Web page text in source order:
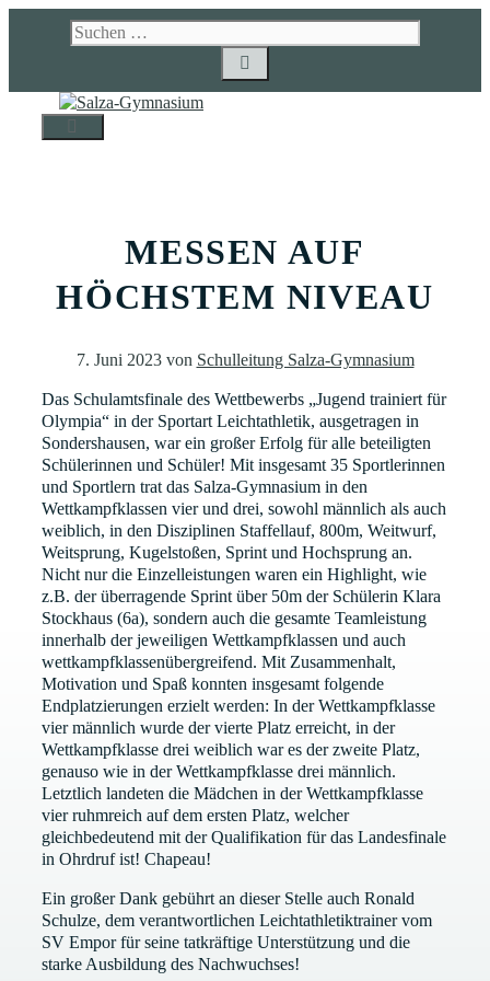
Suchen
nach:
MENÜ
MESSEN AUF
HÖCHSTEM NIVEAU
7. Juni 2023 von Schulleitung Salza-Gymnasium
Das Schulamtsfinale des Wettbewerbs „Jugend trainiert für
Olympia“ in der Sportart Leichtathletik, ausgetragen in
Sondershausen, war ein großer Erfolg für alle beteiligten
Schülerinnen und Schüler! Mit insgesamt 35 Sportlerinnen
und Sportlern trat das Salza-Gymnasium in den
Wettkampfklassen vier und drei, sowohl männlich als auch
weiblich, in den Disziplinen Staffellauf, 800m, Weitwurf,
Weitsprung, Kugelstoßen, Sprint und Hochsprung an.
Nicht nur die Einzelleistungen waren ein Highlight, wie
z.B. der überragende Sprint über 50m der Schülerin Klara
Stockhaus (6a), sondern auch die gesamte Teamleistung
innerhalb der jeweiligen Wettkampfklassen und auch
wettkampfklassenübergreifend. Mit Zusammenhalt,
Motivation und Spaß konnten insgesamt folgende
Endplatzierungen erzielt werden: In der Wettkampfklasse
vier männlich wurde der vierte Platz erreicht, in der
Wettkampfklasse drei weiblich war es der zweite Platz,
genauso wie in der Wettkampfklasse drei männlich.
Letztlich landeten die Mädchen in der Wettkampfklasse
vier ruhmreich auf dem ersten Platz, welcher
gleichbedeutend mit der Qualifikation für das Landesfinale
in Ohrdruf ist! Chapeau!
Ein großer Dank gebührt an dieser Stelle auch Ronald
Schulze, dem verantwortlichen Leichtathletiktrainer vom
SV Empor für seine tatkräftige Unterstützung und die
starke Ausbildung des Nachwuchses!